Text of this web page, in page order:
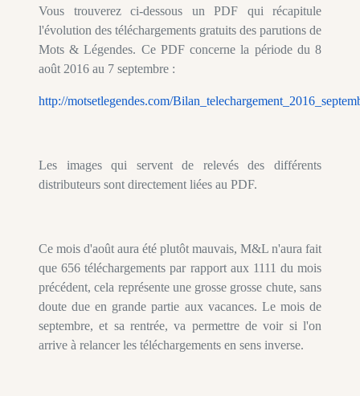
Vous trouverez ci-dessous un PDF qui récapitule
l'évolution des téléchargements gratuits des parutions de
Mots & Légendes. Ce PDF concerne la période du 8
août 2016 au 7 septembre :
http://motsetlegendes.com/
Les images qui servent de relevés des différents
distributeurs sont directement liées au PDF.
Ce mois d'août aura été plutôt mauvais, M&L n'aura fait
que 656 téléchargements par rapport aux 1111 du mois
précédent, cela représente une grosse grosse chute, sans
doute due en grande partie aux vacances. Le mois de
septembre, et sa rentrée, va permettre de voir si l'on
arrive à relancer les téléchargements en sens inverse.